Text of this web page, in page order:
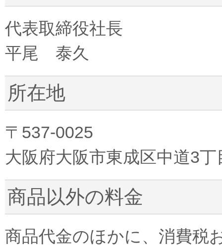
代表取締役社長
平尾 泰久
所在地
〒537-0025
大阪府大阪市東成区中道3丁
商品以外の料金
商品代金のほかに、消費税